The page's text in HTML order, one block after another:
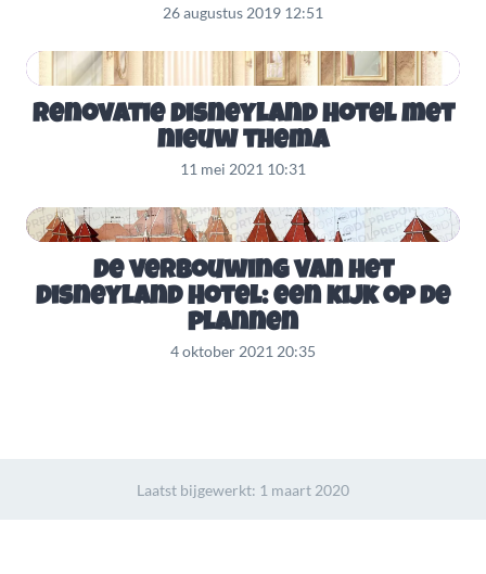
26 augustus 2019 12:51
Renovatie Disneyland Hotel met
nieuw thema
11 mei 2021 10:31
De verbouwing van het
Disneyland Hotel: een kijk op de
plannen
4 oktober 2021 20:35
Laatst bijgewerkt: 1 maart 2020